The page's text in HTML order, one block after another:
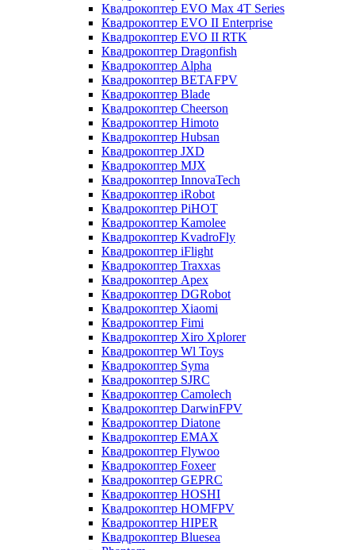
Квадрокоптер EVO Max 4T Series
Квадрокоптер EVO II Enterprise
Квадрокоптер EVO II RTK
Квадрокоптер Dragonfish
Квадрокоптер Alpha
Квадрокоптер BETAFPV
Квадрокоптер Blade
Квадрокоптер Cheerson
Квадрокоптер Himoto
Квадрокоптер Hubsan
Квадрокоптер JXD
Квадрокоптер MJX
Квадрокоптер InnovaTech
Квадрокоптер iRobot
Квадрокоптер PiHOT
Квадрокоптер Kamolee
Квадрокоптер KvadroFly
Квадрокоптер iFlight
Квадрокоптер Traxxas
Квадрокоптер Apex
Квадрокоптер DGRobot
Квадрокоптер Xiaomi
Квадрокоптер Fimi
Квадрокоптер Xiro Xplorer
Квадрокоптер Wl Toys
Квадрокоптер Syma
Квадрокоптер SJRC
Квадрокоптер Camolech
Квадрокоптер DarwinFPV
Квадрокоптер Diatone
Квадрокоптер EMAX
Квадрокоптер Flywoo
Квадрокоптер Foxeer
Квадрокоптер GEPRC
Квадрокоптер HOSHI
Квадрокоптер HOMFPV
Квадрокоптер HIPER
Квадрокоптер Bluesea